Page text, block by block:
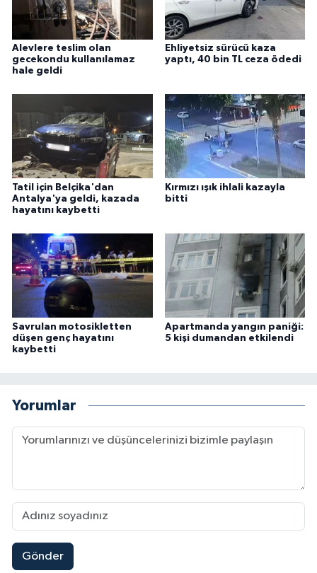
Alevlere teslim olan
gecekondu kullanılamaz
hale geldi
Ehliyetsiz sürücü kaza
yaptı, 40 bin TL ceza ödedi
Tatil için Belçika'dan
Antalya'ya geldi, kazada
hayatını kaybetti
Kırmızı ışık ihlali kazayla
bitti
Savrulan motosikletten
düşen genç hayatını
kaybetti
Apartmanda yangın paniği:
5 kişi dumandan etkilendi
Yorumlar
Gönder